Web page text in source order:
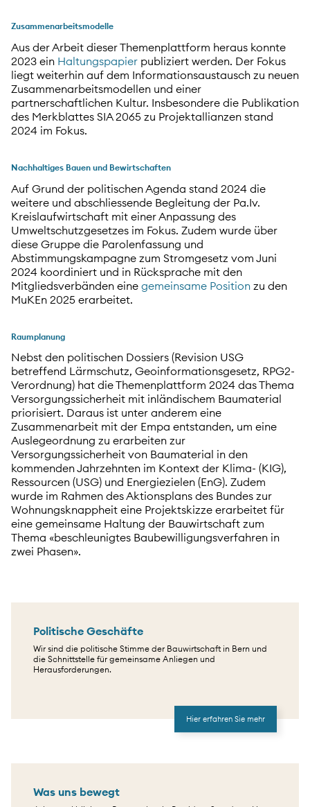
Zusammenarbeitsmodelle
Aus der Arbeit dieser Themenplattform heraus konnte
2023 ein Haltungspapier publiziert werden. Der Fokus
liegt weiterhin auf dem Informationsaustausch zu neuen
Zusammenarbeitsmodellen und einer
partnerschaftlichen Kultur. Insbesondere die Publikation
des Merkblattes SIA 2065 zu Projektallianzen stand
2024 im Fokus.
Nachhaltiges Bauen und Bewirtschaften
Auf Grund der politischen Agenda stand 2024 die
weitere und abschliessende Begleitung der Pa.Iv.
Kreislaufwirtschaft mit einer Anpassung des
Umweltschutzgesetzes im Fokus. Zudem wurde über
diese Gruppe die Parolenfassung und
Abstimmungskampagne zum Stromgesetz vom Juni
2024 koordiniert und in Rücksprache mit den
Mitgliedsverbänden eine gemeinsame Position zu den
MuKEn 2025 erarbeitet.
Raumplanung
Nebst den politischen Dossiers (Revision USG
betreffend Lärmschutz, Geoinformationsgesetz, RPG2-
Verordnung) hat die Themenplattform 2024 das Thema
Versorgungssicherheit mit inländischem Baumaterial
priorisiert. Daraus ist unter anderem eine
Zusammenarbeit mit der Empa entstanden, um eine
Auslegeordnung zu erarbeiten zur
Versorgungssicherheit von Baumaterial in den
kommenden Jahrzehnten im Kontext der Klima- (KIG),
Ressourcen (USG) und Energiezielen (EnG). Zudem
wurde im Rahmen des Aktionsplans des Bundes zur
Wohnungsknappheit eine Projektskizze erarbeitet für
eine gemeinsame Haltung der Bauwirtschaft zum
Thema «beschleunigtes Baubewilligungsverfahren in
zwei Phasen».
Politische Geschäfte
Wir sind die politische Stimme der Bauwirtschaft in Bern und
die Schnittstelle für gemeinsame Anliegen und
Herausforderungen.
Hier erfahren Sie mehr
Was uns bewegt